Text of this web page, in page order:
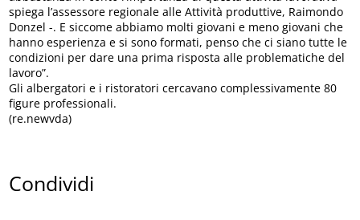
spiega l’assessore regionale alle Attività produttive, Raimondo
Donzel -. E siccome abbiamo molti giovani e meno giovani che
hanno esperienza e si sono formati, penso che ci siano tutte le
condizioni per dare una prima risposta alle problematiche del
lavoro”.
Gli albergatori e i ristoratori cercavano complessivamente 80
figure professionali.
(re.newvda)
Condividi